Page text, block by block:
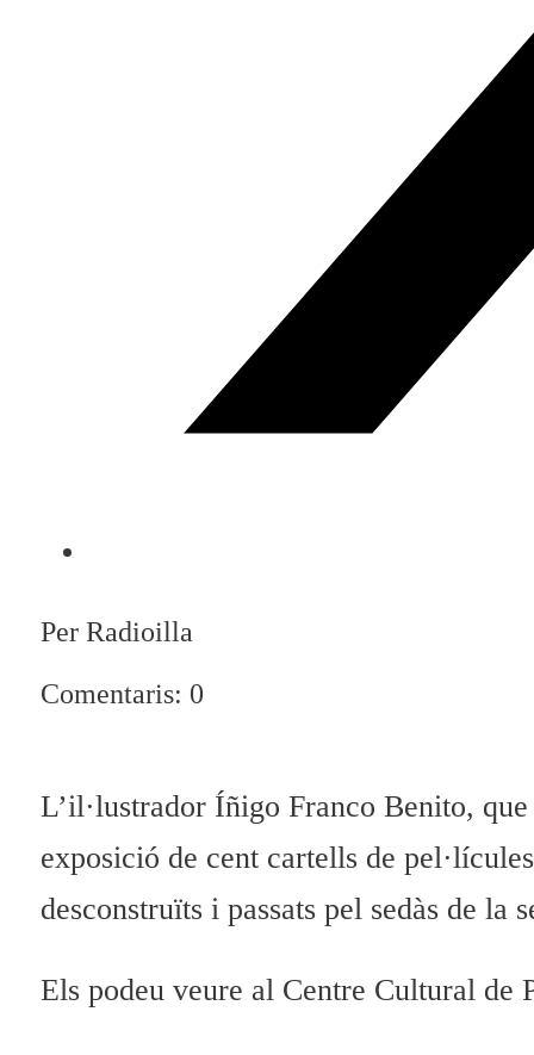
Per Radioilla
Comentaris: 0
L’il·lustrador Íñigo Franco Benito,
exposició de cent cartells de
desconstruïts i passats pel sedàs de la
Els podeu veure al Centre Cultural de